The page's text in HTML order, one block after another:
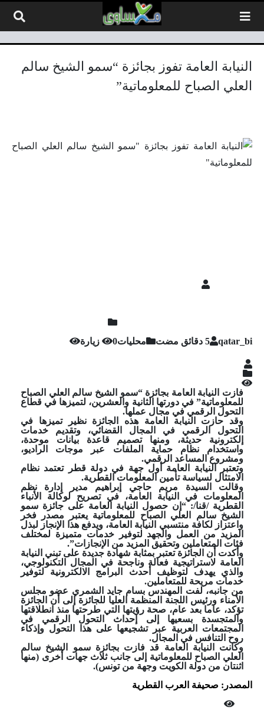
النيابة العامة تفوز بجائزة “سمو الشيخ سالم
العلي الصباح للمعلوماتية”
qatar_bi محليات0 زيارة
فازت النيابة العامة بجائزة “سمو الشيخ سالم العلي الصباح
للمعلوماتية” في دورتها الثانية والعشرين، لتميزها في قطاع
التحول الرقمي في مجال عملها.
وقد حازت النيابة العامة هذه الجائزة نظير تميزها في
التحول الرقمي في المجال القضائي، وتقديم خدمات
إلكترونية حديثة، ومنها تصميم قاعدة بيانات موحدة،
واستخدام نظام حماية الملفات عبر موجات الراديو،
ومشروع المساعد الرقمي.
وتعتبر النيابة العامة أول جهة في دولة قطر تعتمد نظام
الامتثال لسياسة تأمين المعلومات القطرية.
وقالت السيدة مريم حاجي إبراهيم مدير إدارة نظم
المعلومات في النيابة العامة، في تصريح لوكالة الأنباء
القطرية /قنا/: “إن حصول النيابة العامة على جائزة سمو
الشيخ سالم العلي الصباح للمعلوماتية يعتبر مصدر فخر
واعتزاز لكافة منتسبي النيابة العامة، ويدفع هذا الإنجاز لبذل
المزيد من العمل والجهد لتوفير خدمات متميزة لمختلف
فئات المتعاملين وتحقيق المزيد من الإنجازات”.
وأكدت أن الجائزة تعتبر بمثابة شهادة جديدة على تبني النيابة
العامة لاستراتيجية فعالة وناجحة في المجال التكنولوجي،
والذي يهدف لتوظيف أحدث البرامج الالكترونية لتوفير
خدمات مريحة للمتعاملين.
من جانبه، لفت المهندس بسام جايد الشمري عضو مجلس
الأمناء ورئيس اللجنة المنظمة العليا للجائزة إلى أن الجائزة
تؤكد، عاما بعد عام، صحة رؤيتها التي طرحتها منذ انطلاقتها
والمتجسدة بسعيها إلى إحداث التحول الرقمي في
المجتمعات العربية عبر تشجيعها على هذا التحول وإذكاء
روح التنافس في المجال.
وكانت النيابة العامة قد فازت بجائزة سمو الشيخ سالم
العلي الصباح للمعلوماتية إلى جانب ثلاث جهات أخرى (منها
اثنتان من دولة الكويت وجهة من تونس).
المصدر: صحيفة العرب القطرية